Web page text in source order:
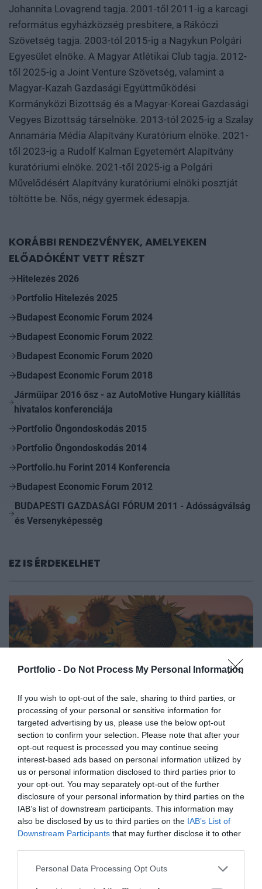
Portfolio - Do Not Process My Personal Information
If you wish to opt-out of the sale, sharing to third parties, or
processing of your personal or sensitive information for
targeted advertising by us, please use the below opt-out
section to confirm your selection. Please note that after your
opt-out request is processed you may continue seeing
interest-based ads based on personal information utilized by
us or personal information disclosed to third parties prior to
your opt-out. You may separately opt-out of the further
disclosure of your personal information by third parties on the
IAB’s list of downstream participants. This information may
also be disclosed by us to third parties on the IAB’s List of
Downstream Participants that may further disclose it to other
Personal Data Processing Opt Outs
Johannita Lovagrend tagja. 2001-től 2011-ig a karcagi
református egyházközség presbitere, a Rákóczi
Szövetség tagja. 2003-tól 2015-ig a Nagykun Polgári
Egyesület elnöke. A Magyar Atlétikai Club tagja. 2012-
től 2025-ig a Joint Venture Szövetség, valamint a
Magyar-Kazah Gazdasági Együttműködési
Kormányközi Bizottság és a Magyar-Koreai Gazdasági
Vegyes Bizottság társelnöke. 2013-tól 2025-ig a Szalay
Annamária Média Alapítvány Kuratórium elnöke. 2021-
től 2023-ig a Rudolf Kalman Egyetemért Alapítvány
kuratóriumi elnöke. 2021-től 2025-ig a Polgári
Művelődésért Alapítvány kuratóriumi elnöki posztját
töltötte be. Nős, négy gyermek édesapja.
KORÁBBI RENDEZVÉNYEK, AMELYEKEN
ELŐADÓKÉNT VETT RÉSZT
Hitelezés 2026
Portfolio Hitelezés 2025
Budapest Economic Forum 2024
Budapest Economic Forum 2022
Budapest Economic Forum 2020
Budapest Economic Forum 2018
Járműipar 2016 ősz - az AutoMotive Hungary kiállítás
hivatalos konferenciája
Portfolio Öngondoskodás 2015
Portfolio Öngondoskodás 2014
Portfolio.hu Forint 2014 Konferencia
Budapest Economic Forum 2012
BUDAPESTI GAZDASÁGI FÓRUM 2011 - Adósságválság
és Versenyképesség
EZ IS ÉRDEKELHET
2026
2026. december 2–3. Siófok, Hotel Azúr Wellness ****
A Portfolio Csoport Agrárszektor Konferenciája – tartalmi
kínálatát tekintve – ma már a hazai agrárium legnagyobb
agrárszakmai rendezvényének és csúcstalálkozójának
számít. A konferencia célja, hogy összegezze és elemezze
az év kiemelkedő hazai és nemzetközi agrárgazdasági
eseményeit, illetve prognózist nyújtson a következő évekre
az agrárpiaci szereplők sikeres üzleti és beruházási
döntéseihez. A konferencia háromnapos szakmai
programmal várja az érdeklődőket: az esemény ünnepélyes
szakmai előesttel kezdődik, amelyet további két, rendkívül
RÉSZLETEK & JEGYEK